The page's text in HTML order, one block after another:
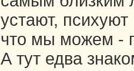
устают,
что мы можем -
А тут едва